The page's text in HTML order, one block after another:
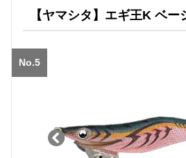
【ヤマシタ】エギ王K ベー
No.5